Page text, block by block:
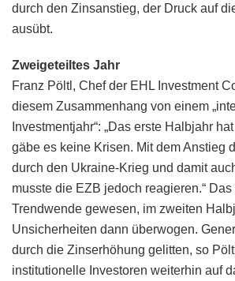
durch den Zinsanstieg, der Druck auf
ausübt.
Zweigeteiltes Jahr
Franz Pöltl, Chef der EHL Investment
diesem Zusammenhang von einem
Investmentjahr“: „Das erste Halbjahr
gäbe es keine Krisen. Mit dem Anstieg
durch den Ukraine-Krieg und damit
musste die EZB jedoch reagieren.“
Trendwende gewesen, im zweiten
Unsicherheiten dann überwogen.
durch die Zinserhöhung gelitten, so
institutionelle Investoren weiterhin auf